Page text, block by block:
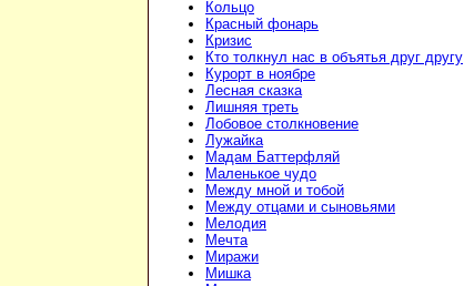
Кольцо
Красный фонарь
Кризис
Кто толкнул нас в объятья друг другу
Курорт в ноябре
Лесная сказка
Лишняя треть
Лобовое столкновение
Лужайка
Мадам Баттерфляй
Маленькое чудо
Между мной и тобой
Между отцами и сыновьями
Мелодия
Мечта
Миражи
Мишка